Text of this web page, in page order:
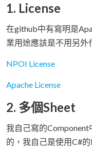
1. License
在github中有寫明是
業用途應該是不用另外
NPOI License
Apache License
2. 多個Sheet
我自己寫的
的，我自己是使用C#